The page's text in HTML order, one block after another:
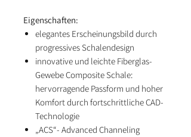
Eigenschaften:
elegantes Erscheinungsbild durch
progressives Schalendesign
innovative und leichte Fiberglas-
Gewebe Composite Schale:
hervorragende Passform und hoher
Komfort durch fortschrittliche CAD-
Technologie
„ACS“- Advanced Channeling